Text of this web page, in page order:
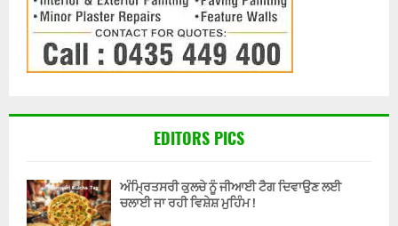
EDITORS PICS
ਅੰਮ੍ਰਿਤਸਰੀ ਕੁਲਚੇ ਨੂੰ ਜੀਆਈ ਟੈਗ ਦਿਵਾਉਣ ਲਈ
ਚਲਾਈ ਜਾ ਰਹੀ ਵਿਸ਼ੇਸ਼ ਮੁਹਿੰਮ !